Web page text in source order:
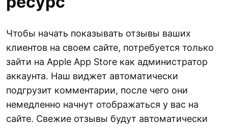
Чтобы начать показывать отзывы ваших
клиентов на своем сайте, потребуется только
зайти на Apple App Store как администратор
аккаунта. Наш виджет автоматически
подгрузит комментарии, после чего они
немедленно начнут отображаться у вас на
сайте. Свежие отзывы будут автоматически